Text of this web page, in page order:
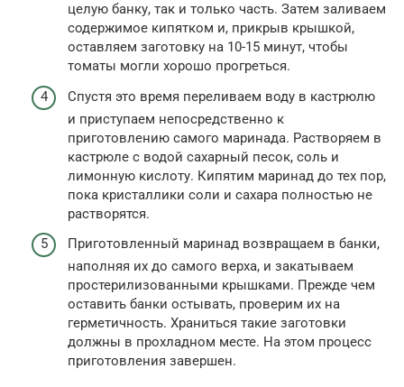
целую банку, так и только часть. Затем заливаем
содержимое кипятком и, прикрыв крышкой,
оставляем заготовку на 10-15 минут, чтобы
томаты могли хорошо прогреться.
Спустя это время переливаем воду в кастрюлю
и приступаем непосредственно к
приготовлению самого маринада. Растворяем в
кастрюле с водой сахарный песок, соль и
лимонную кислоту. Кипятим маринад до тех пор,
пока кристаллики соли и сахара полностью не
растворятся.
Приготовленный маринад возвращаем в банки,
наполняя их до самого верха, и закатываем
простерилизованными крышками. Прежде чем
оставить банки остывать, проверим их на
герметичность. Храниться такие заготовки
должны в прохладном месте. На этом процесс
приготовления завершен.